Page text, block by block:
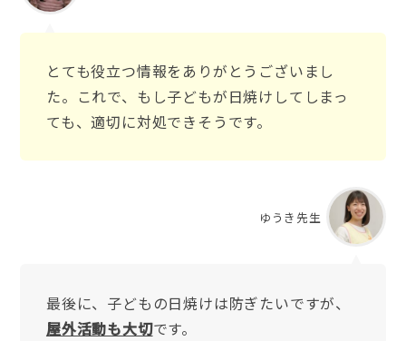
とても役立つ情報をありがとうございまし
た。これで、もし子どもが日焼けしてしまっ
ても、適切に対処できそうです。
ゆうき先生
最後に、子どもの日焼けは防ぎたいですが、
屋外活動も大切です。